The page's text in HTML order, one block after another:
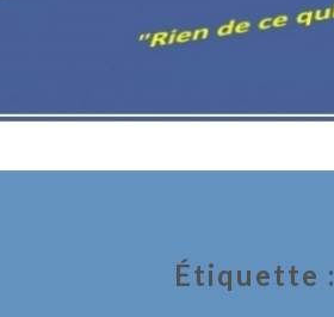
Étiquette :